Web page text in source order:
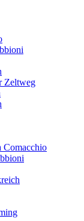
Zeltweg
Comacchio